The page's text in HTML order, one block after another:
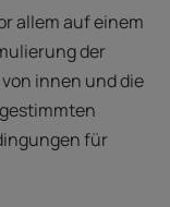
allem auf einem
der
innen und die
für